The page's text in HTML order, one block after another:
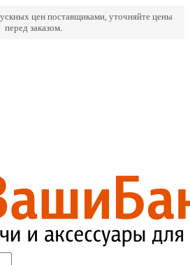
цен поставщиками, уточняйте цены
перед заказом.